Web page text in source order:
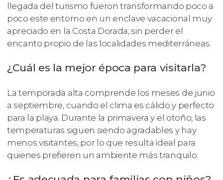
llegada del turismo fueron transformando poco a
poco este entorno en un enclave vacacional muy
apreciado en la Costa Dorada, sin perder el
encanto propio de las localidades mediterráneas.
¿Cuál es la mejor época para visitarla?
La temporada alta comprende los meses de junio
a septiembre, cuando el clima es cálido y perfecto
para la playa. Durante la primavera y el otoño, las
temperaturas siguen siendo agradables y hay
menos visitantes, por lo que resulta ideal para
quienes prefieren un ambiente más tranquilo.